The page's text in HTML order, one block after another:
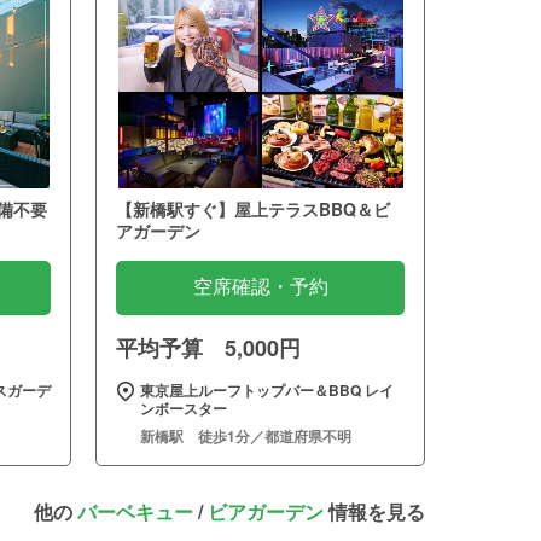
不要
ガーデ
【新橋駅すぐ】屋上テラスBBQ＆ビ
アガーデン
空席確認・予約
平均予算 5,000円
東京屋上ルーフトップバー＆BBQ レイ
ンボースター
新橋駅 徒歩1分／都道府県不明
他のバーベキュー/ ビアガーデン情報を見る